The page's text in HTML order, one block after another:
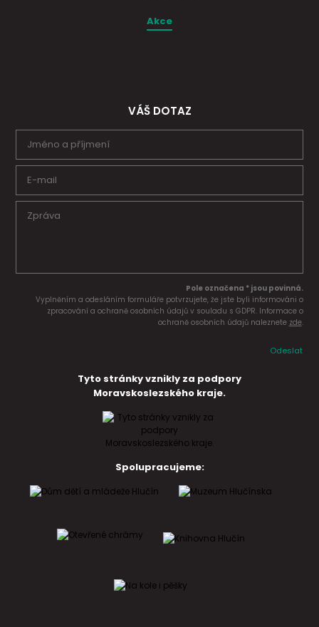
Akce
VÁŠ DOTAZ
Pole označena * jsou povinná.
Vyplněním a odesláním formuláře potvrzujete, že jste byli informováni o
zpracování a ochraně osobních údajů v souladu s GDPR. Informace o
ochraně osobních údajů naleznete zde.
Odeslat
Tyto stránky vznikly za podpory
Moravskoslezského kraje.
Spolupracujeme: